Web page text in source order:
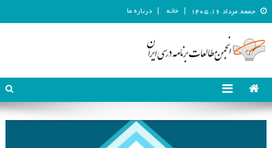
جمعه, مرداد ۱۶, ۱۴۰۵ خانه درباره ما
انجمن مطالعات برنامه درسی ایران